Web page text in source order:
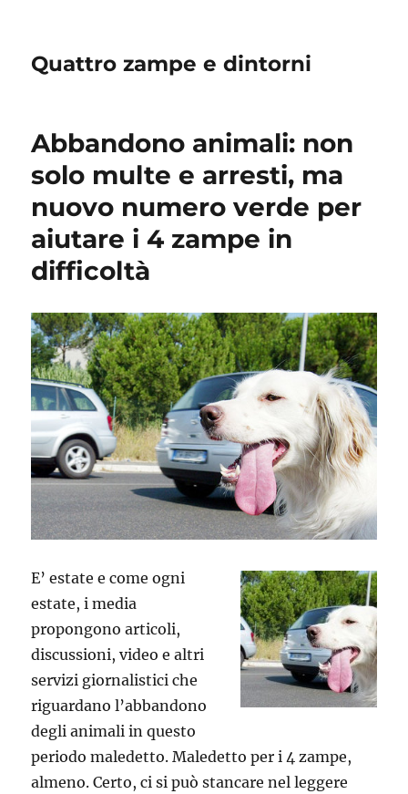
Quattro zampe e dintorni
Abbandono animali: non
solo multe e arresti, ma
nuovo numero verde per
aiutare i 4 zampe in
difficoltà
E’ estate e come ogni
estate, i media
propongono articoli,
discussioni, video e altri
servizi giornalistici che
riguardano l’abbandono
degli animali in questo
periodo maledetto. Maledetto per i 4 zampe,
almeno. Certo, ci si può stancare nel leggere